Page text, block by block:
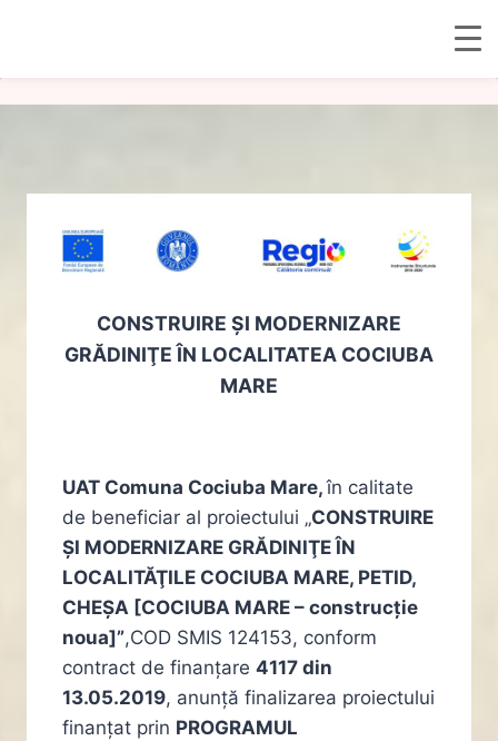
CONSTRUIRE ŞI MODERNIZARE
GRĂDINIŢE ÎN LOCALITATEA COCIUBA
MARE
UAT Comuna Cociuba Mare,în calitate
de beneficiar al proiectului „CONSTRUIRE
ŞI MODERNIZARE GRĂDINIŢE ÎN
LOCALITĂŢILE COCIUBA MARE, PETID,
CHEŞA [COCIUBA MARE – construcție
noua]”,COD SMIS 124153, conform
contract de finanțare 4117 din
13.05.2019, anunță finalizarea proiectului
finanțat prin PROGRAMUL